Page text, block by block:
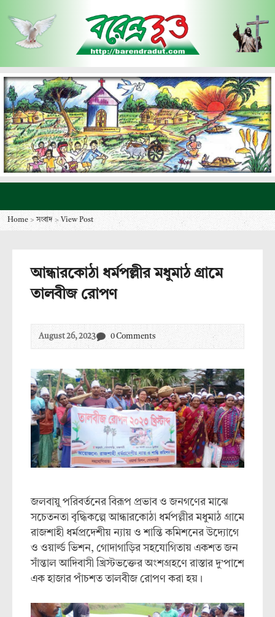
Home > সংবাদ >View Post
আন্ধারকোঠা ধর্মপল্লীর মধুমাঠ গ্রামে
তালবীজ রোপণ
August 26, 2023 0 Comments
জলবায়ু পরিবর্তনের বিরূপ প্রভাব ও জনগণের মাঝে
সচেতনতা বৃদ্ধিকল্পে আন্ধারকোঠা ধর্মপল্লীর মধুমাঠ গ্রামে
রাজশাহী ধর্মপ্রদেশীয় ন্যায় ও শান্তি কমিশনের উদ্যোগে
ও ওয়ার্ল্ড ভিশন, গোদাগাড়ির সহযোগিতায় একশত জন
সাঁন্তাল আদিবাসী খ্রিস্টভক্তের অংশগ্রহণে রাস্তার দু’পাশে
এক হাজার পাঁচশত তালবীজ রোপণ করা হয়।